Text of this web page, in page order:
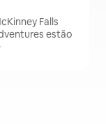
Falls
estão